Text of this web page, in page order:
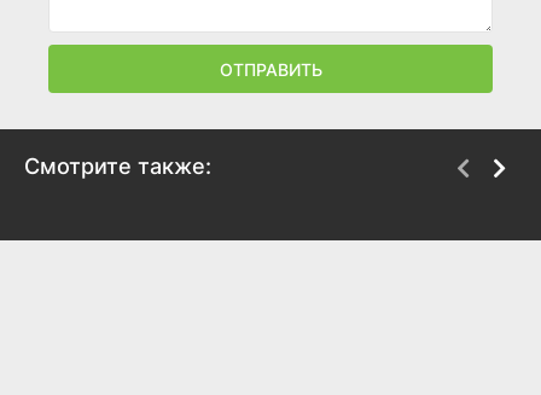
ОТПРАВИТЬ
Смотрите также: